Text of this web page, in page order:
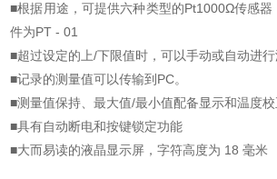
■根据用途，可提供六种类型的Pt1000Ω传感
件为PT - 01
■超过设定的上/下限值时，可以手动或自动进行
■记录的测量值可以传输到PC。
■测量值保持、最大值/最小值配备显示和温度
■具有自动断电和按键锁定功能
■大而易读的液晶显示屏，字符高度为 18 毫米